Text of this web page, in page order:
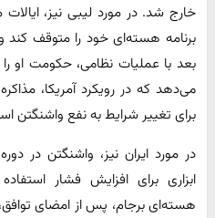
خارج شد. در مورد لیبی نیز،
برنامه هسته‌ای خود را متوقف کند
بعد با عملیات نظامی، حکومت او
می‌دهد که در رویکرد آمریکا، مذاکره
برای تغییر شرایط به نفع واشنگتن
در مورد ایران نیز، واشنگتن در
ابزاری برای افزایش فشار
هسته‌ای برجام، پس از امضای